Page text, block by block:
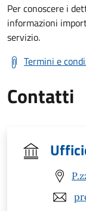
Per conoscere i
informazioni
servizio.
Termini e
Contatti